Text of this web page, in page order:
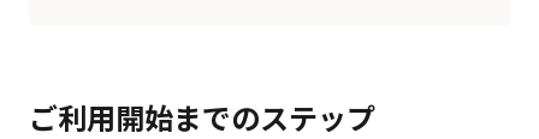
ご利用開始までのステップ